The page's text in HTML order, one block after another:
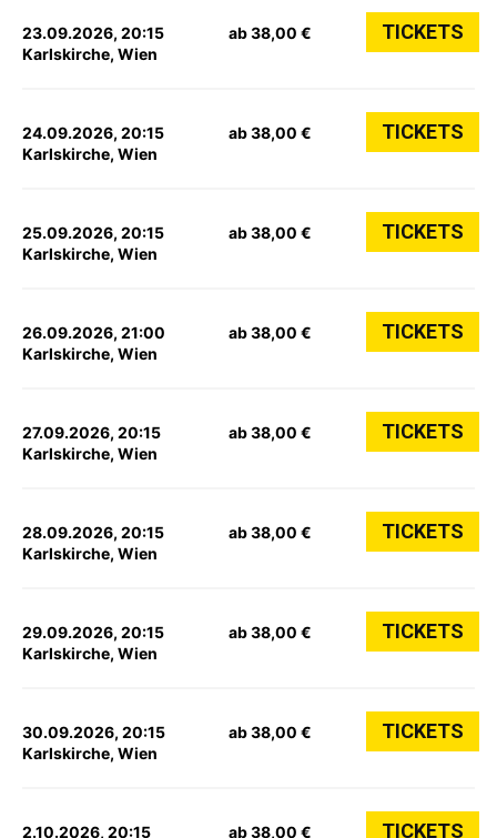
23.09.2026, 20:15
Karlskirche, Wien
ab 38,00 € TICKETS
24.09.2026, 20:15
Karlskirche, Wien
ab 38,00 € TICKETS
25.09.2026, 20:15
Karlskirche, Wien
ab 38,00 € TICKETS
26.09.2026, 21:00
Karlskirche, Wien
ab 38,00 € TICKETS
27.09.2026, 20:15
Karlskirche, Wien
ab 38,00 € TICKETS
28.09.2026, 20:15
Karlskirche, Wien
ab 38,00 € TICKETS
29.09.2026, 20:15
Karlskirche, Wien
ab 38,00 € TICKETS
30.09.2026, 20:15
Karlskirche, Wien
ab 38,00 € TICKETS
2.10.2026, 20:15
ab 38,00 € TICKETS